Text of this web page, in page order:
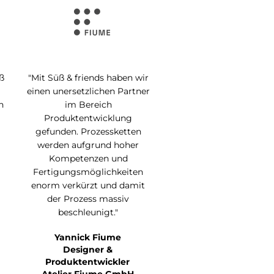
"Mit Süß & friends haben wir
einen unersetzlichen Partner
im Bereich
Produktentwicklung
gefunden. Prozessketten
werden aufgrund hoher
Kompetenzen und
Fertigungsmöglichkeiten
enorm verkürzt und damit
der Prozess massiv
beschleunigt."
Yannick Fiume
Designer &
Produktentwickler